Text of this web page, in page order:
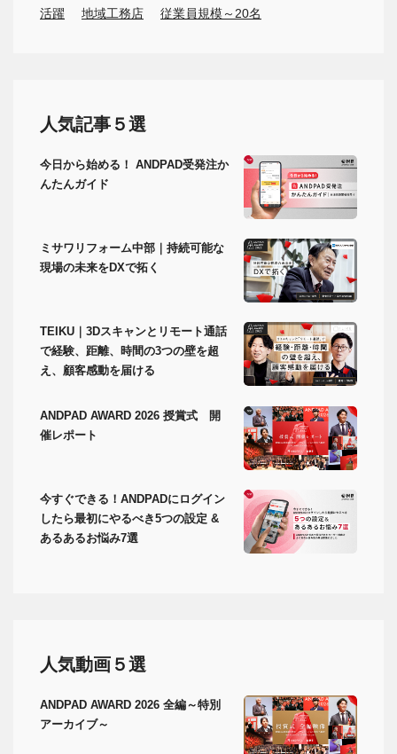
活躍 地域工務店 従業員規模～20名
人気記事５選
今日から始める！ ANDPAD受発注か
んたんガイド
ミサワリフォーム中部｜持続可能な
現場の未来をDXで拓く
TEIKU｜3Dスキャンとリモート通話
で経験、距離、時間の3つの壁を超
え、顧客感動を届ける
ANDPAD AWARD 2026 授賞式 開
催レポート
今すぐできる！ANDPADにログイン
したら最初にやるべき5つの設定 &
あるあるお悩み7選
人気動画５選
ANDPAD AWARD 2026 全編～特別
アーカイブ～